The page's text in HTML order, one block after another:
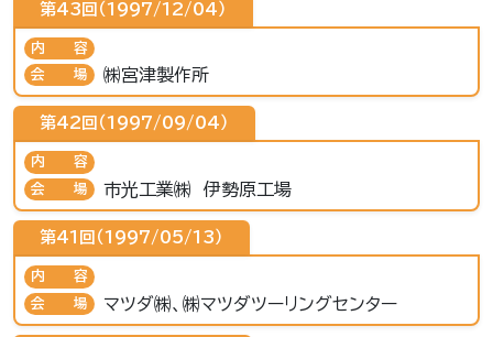
第43回（1997/12/04）
内容
会場
㈱宮津製作所
第42回（1997/09/04）
内容
会場
市光工業㈱ 伊勢原工場
第41回（1997/05/13）
内容
会場
マツダ㈱、㈱マツダツーリングセンター